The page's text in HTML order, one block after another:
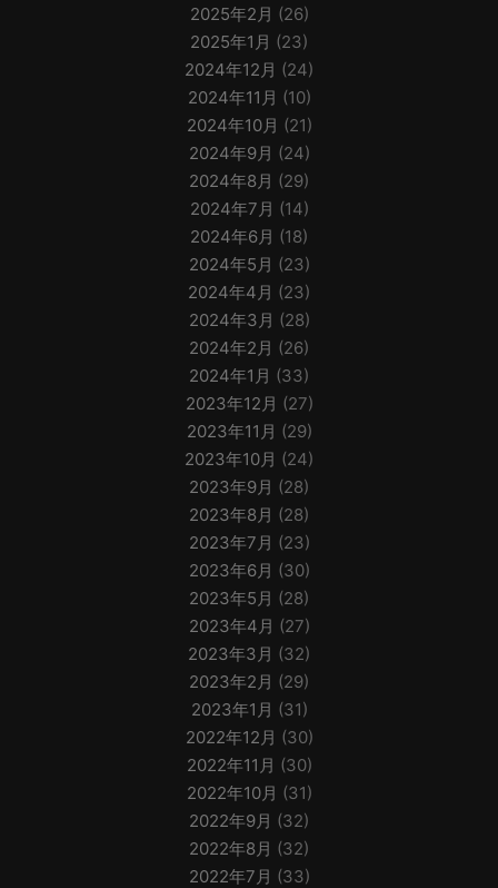
2025年2月 (26)
2025年1月 (23)
2024年12月 (24)
2024年11月 (10)
2024年10月 (21)
2024年9月 (24)
2024年8月 (29)
2024年7月 (14)
2024年6月 (18)
2024年5月 (23)
2024年4月 (23)
2024年3月 (28)
2024年2月 (26)
2024年1月 (33)
2023年12月 (27)
2023年11月 (29)
2023年10月 (24)
2023年9月 (28)
2023年8月 (28)
2023年7月 (23)
2023年6月 (30)
2023年5月 (28)
2023年4月 (27)
2023年3月 (32)
2023年2月 (29)
2023年1月 (31)
2022年12月 (30)
2022年11月 (30)
2022年10月 (31)
2022年9月 (32)
2022年8月 (32)
2022年7月 (33)